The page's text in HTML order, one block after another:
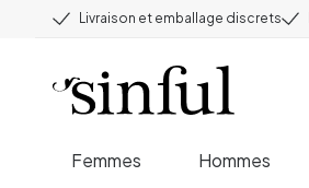
Livraison et emballage discrets
Femmes Hommes